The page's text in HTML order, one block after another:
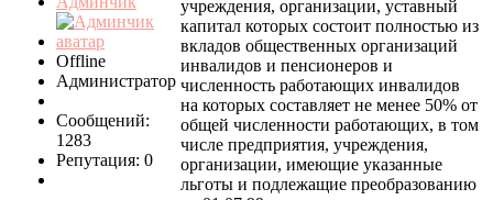
Offline
Администратор
Сообщений:
1283
Репутация: 0
учреждения, организации, уставный
капитал которых состоит полностью из
вкладов общественных организаций
инвалидов и пенсионеров и
численность работающих инвалидов
на которых составляет не менее 50% от
общей численности работающих, в том
числе предприятия, учреждения,
организации, имеющие указанные
льготы и подлежащие преобразованию